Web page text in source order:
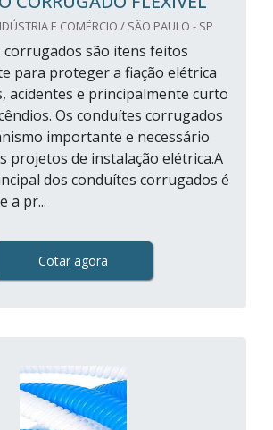
E COMÉRCIO / SÃO PAULO - SP
corrugados são itens feitos
para proteger a fiação elétrica
acidentes e principalmente curto
Os conduítes corrugados
importante e necessário
projetos de instalação elétrica.A
dos conduítes corrugados é
a pr...
Cotar agora